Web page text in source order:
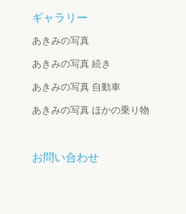
ギャラリー
あきみの写真
あきみの写真 続き
あきみの写真 自動車
あきみの写真 ほかの乗り物
お問い合わせ